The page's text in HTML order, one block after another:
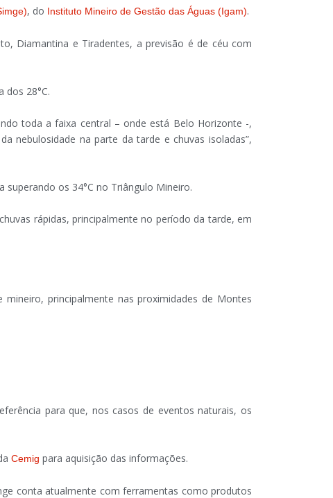
, do Instituto Mineiro de Gestão das Águas (Igam).
Diamantina e Tiradentes, a previsão é de céu com
dos 28°C.
toda a faixa central – onde está Belo Horizonte -,
nebulosidade na parte da tarde e chuvas isoladas”,
os 34°C no Triângulo Mineiro.
rápidas, principalmente no período da tarde, em
principalmente nas proximidades de Montes
para que, nos casos de eventos naturais, os
Cemig para aquisição das informações.
conta atualmente com ferramentas como produtos